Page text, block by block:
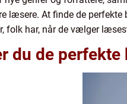
læsere. At finde de
folk har, når de vælger
du de perfekte